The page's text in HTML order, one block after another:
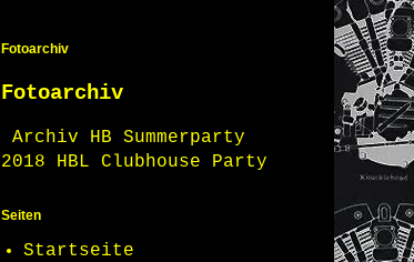
Fotoarchiv
Fotoarchiv
Archiv HB Summerparty
2018 HBL Clubhouse Party
Seiten
Startseite